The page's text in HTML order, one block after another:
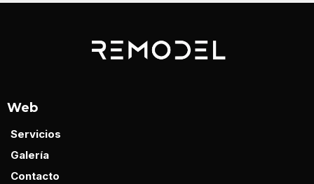
Web
Servicios
Galería
Contacto